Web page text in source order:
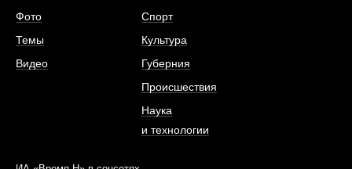
Фото
Темы
Видео
Спорт
Культура
Губерния
Происшествия
Наука
и технологии